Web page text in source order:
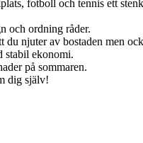
fotboll och tennis ett
och ordning råder.
du njuter av bostaden men
stabil ekonomi.
på sommaren.
dig själv!